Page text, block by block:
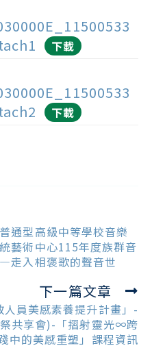
下載
下載
通型高級中等學校音樂
藝術中心115年度族群音
走入相褒歌的聲音世
下一篇文章
人員美感素養提升計畫」-
共享會)-「摺射靈光∞跨
中的美感重塑」課程資訊